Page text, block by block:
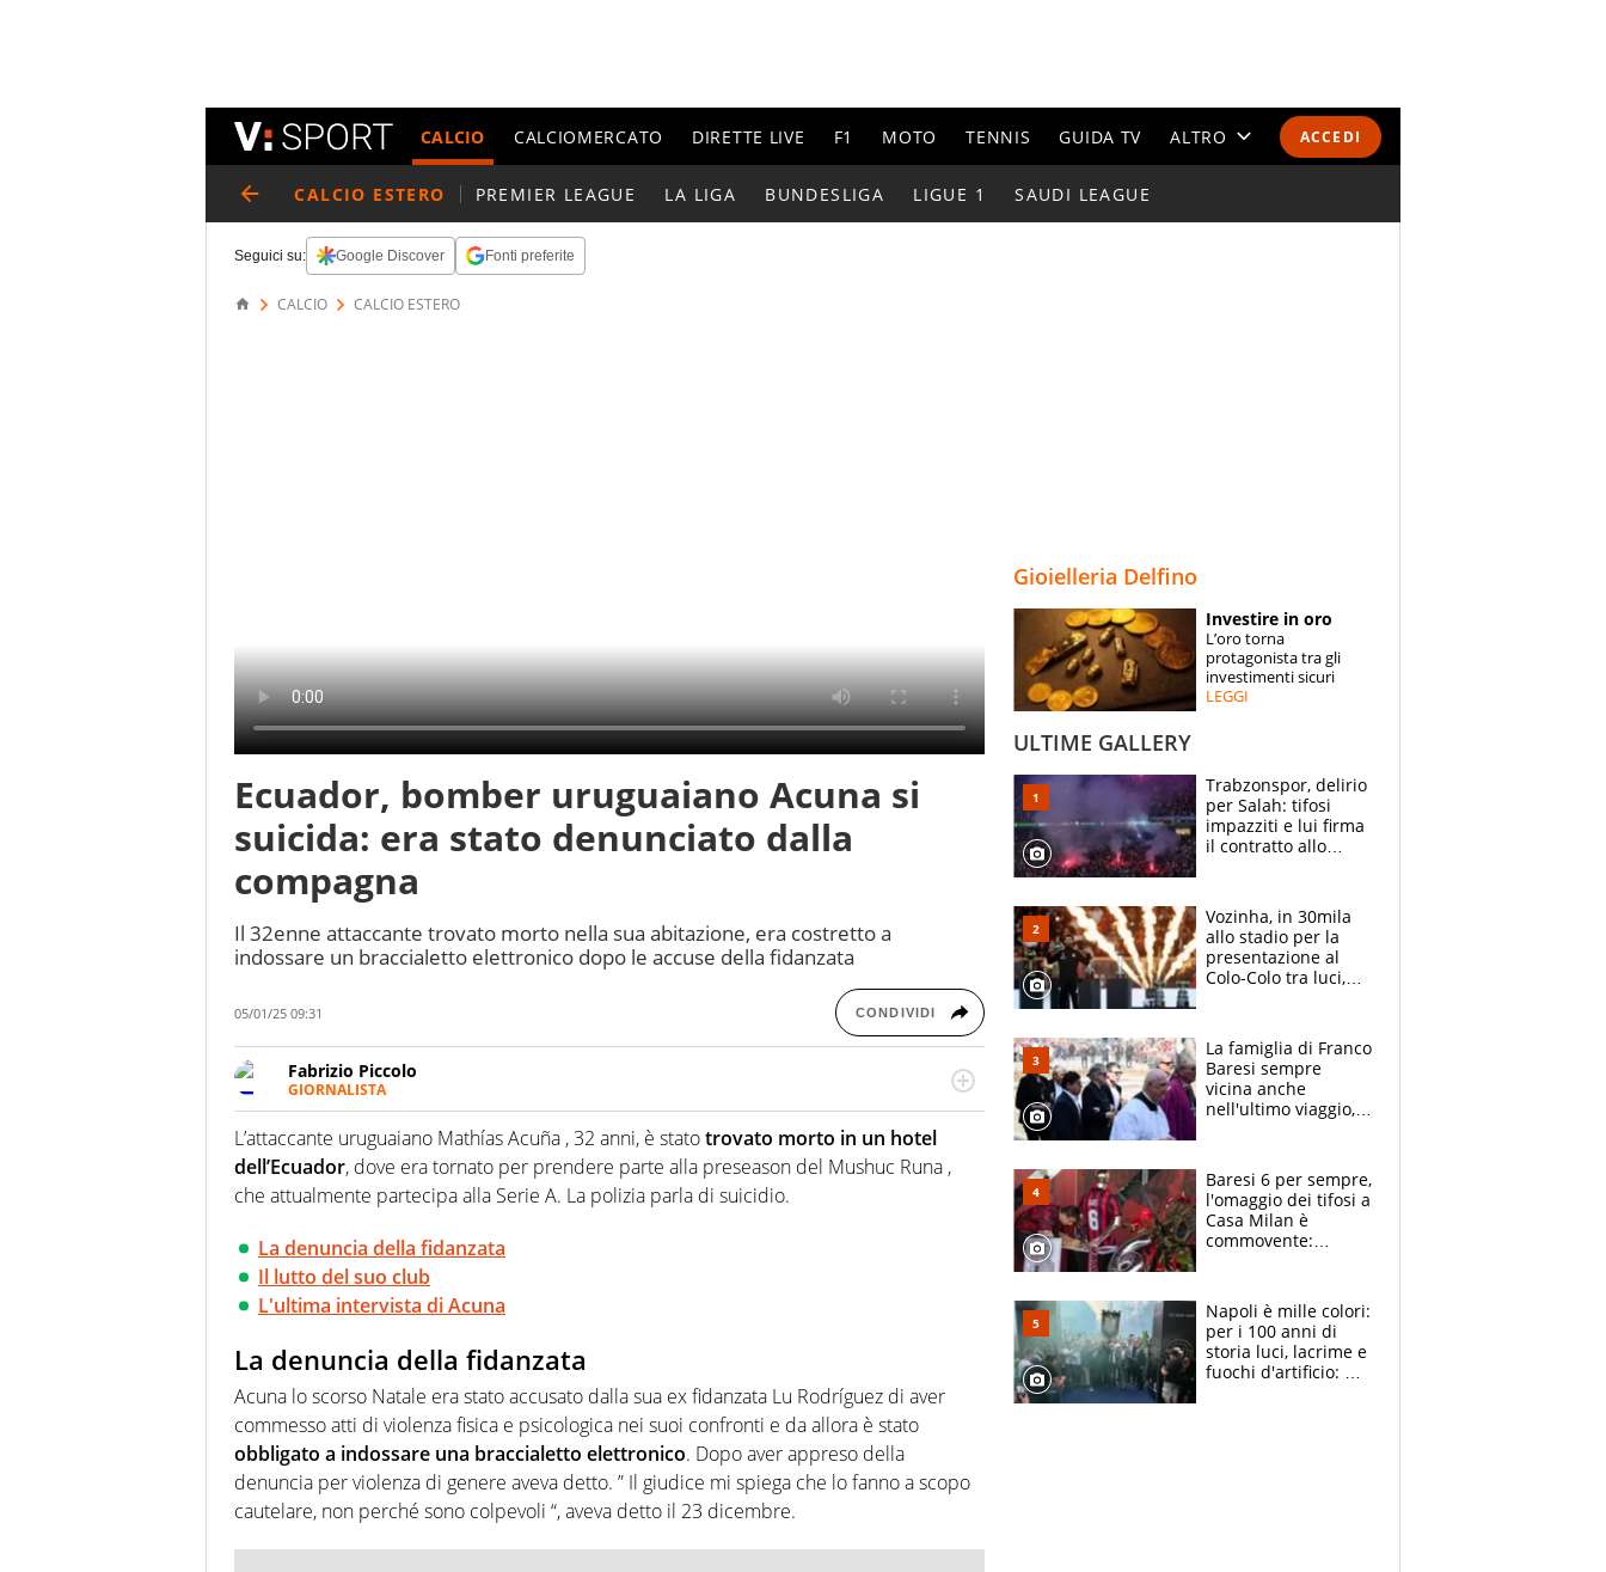
ACCEDI
CALCIO CALCIOMERCATO DIRETTE LIVE F1 MOTO TENNIS GUIDA TV ALTRO
ESPERTI
CONTATTI
CALCIO ESTERO PREMIER LEAGUE LA LIGA BUNDESLIGA LIGUE 1 SAUDI LEAGUE
Seguici su: Google Discover Fonti preferite
CALCIO CALCIO ESTERO
Ecuador, bomber uruguaiano Acuna si
suicida: era stato denunciato dalla
compagna
Il 32enne attaccante trovato morto nella sua abitazione, era costretto a
indossare un braccialetto elettronico dopo le accuse della fidanzata
05/01/25 09:31 CONDIVIDI
Fabrizio Piccolo
GIORNALISTA
Nella sua carriera ha seguito numerose manifestazioni sportive e collaborato con
agenzie e testate. Esperienza, competenza, conoscenza e memoria storica. Si occupa
prevalentemente di calcio
L’attaccante uruguaiano Mathías Acuña , 32 anni, è statotrovato morto in un hotel
dell’Ecuador, dove era tornato per prendere parte alla preseason del Mushuc Runa ,
che attualmente partecipa alla Serie A. La polizia parla di suicidio.
La denuncia della fidanzata
Il lutto del suo club
L'ultima intervista di Acuna
La denuncia della fidanzata
Acuna lo scorso Natale era stato accusato dalla sua ex fidanzata Lu Rodríguez di aver
commesso atti di violenza fisica e psicologica nei suoi confronti e da allora è stato
obbligato a indossare una braccialetto elettronico. Dopo aver appreso della
denuncia per violenza di genere aveva detto. ” Il giudice mi spiega che lo fanno a scopo
cautelare, non perché sono colpevoli “, aveva detto il 23 dicembre.
Gioielleria Delfino
Investire in oro
L’oro torna
protagonista tra gli
investimenti sicuri
LEGGI
ULTIME GALLERY
Trabzonspor, delirio
per Salah: tifosi
impazziti e lui firma
il contratto allo
Vozinha, in 30mila
allo stadio per la
presentazione al
Colo-Colo tra luci,
La famiglia di Franco
Baresi sempre
vicina anche
nell'ultimo viaggio,
circondati
dall'affetto dei tifosi
Baresi 6 per sempre,
l'omaggio dei tifosi a
Casa Milan è
commovente:
bigliettini
Napoli è mille colori:
per i 100 anni di
storia luci, lacrime e
fuochi d'artificio: De